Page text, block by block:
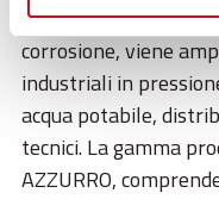
In considerazione
corrosione, viene
industriali in
acqua potabile,
tecnici. La gamma
AZZURRO,